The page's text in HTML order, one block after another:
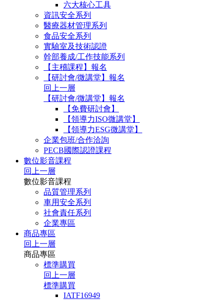
六大核心工具
資訊安全系列
醫療器材管理系列
食品安全系列
實驗室及技術認證
幹部養成/工作技能系列
【主稽課程】報名
【研討會/微講堂】報名
回上一層
【研討會/微講堂】報名
【免費研討會】
【領導力ISO微講堂】
【領導力ESG微講堂】
企業包班/合作洽詢
PECB國際認證課程
數位影音課程
回上一層
數位影音課程
品質管理系列
車用安全系列
社會責任系列
企業專區
商品專區
回上一層
商品專區
標準購買
回上一層
標準購買
IATF16949